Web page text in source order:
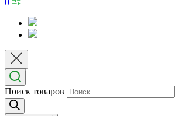
0
Поиск товаров